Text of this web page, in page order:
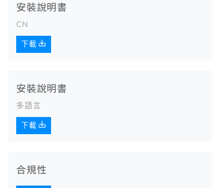
安裝說明書
CN
下載
安裝說明書
多語言
下載
合規性